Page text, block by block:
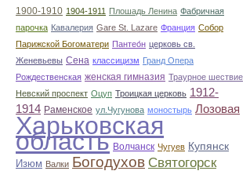
1900-1910 1904-1911 Плошадь Ленина Фабричная
парочка Кавалерия Gare St. Lazare Франция Собор
Парижской Богоматери Пантео́н церковь св.
Женевьевы Сена классицизм Гранд Опера
Рождественская женская гимназия Траурное шествие
Невский проспект Оцуп Троицкая церковь 1912-
1914 Раменское ул.Чугунова моностырь Лозовая
Харьковская
область Волчанск Чугуев Купянск
Изюм Валки Богодухов Святогорск